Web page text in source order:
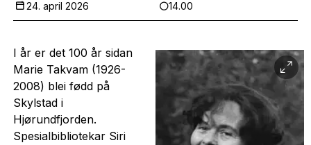
24. april 2026
14.00
I år er det 100 år sidan
Marie Takvam (1926-
2008) blei fødd på
Skylstad i
Hjørundfjorden.
Spesialbibliotekar Siri